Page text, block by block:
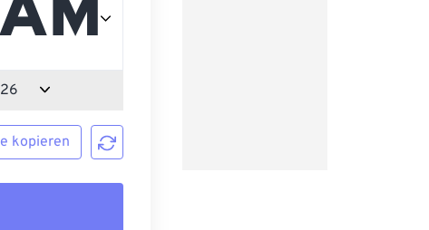
kopieren